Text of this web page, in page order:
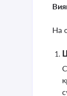
На